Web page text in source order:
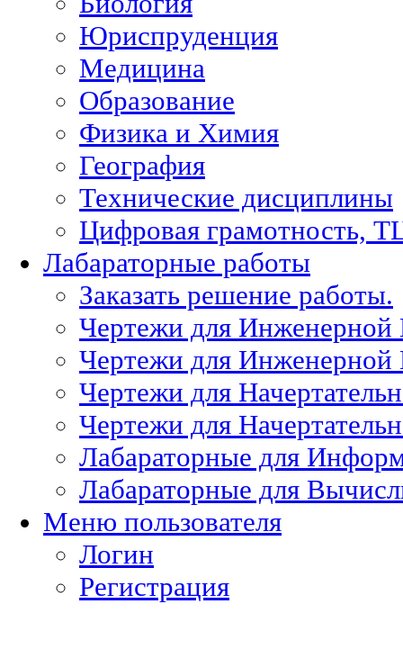
Юриспруденция
Медицина
Образование
Физика и Химия
География
Технические дисциплины
Цифровая грамотность,
Лабараторные работы
Заказать решение работы.
Чертежи для
Чертежи для
Чертежи для
Чертежи для
Лабараторные для
Лабараторные для
Меню пользователя
Логин
Регистрация